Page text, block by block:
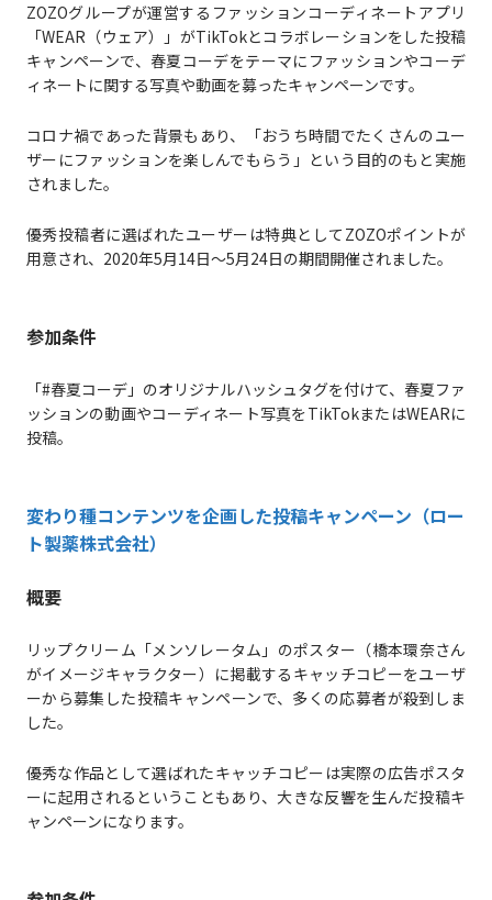
ZOZOグループが運営するファッションコーディネートアプリ
「WEAR（ウェア）」がTikTokとコラボレーションをした投稿
キャンペーンで、春夏コーデをテーマにファッションやコーデ
ィネートに関する写真や動画を募ったキャンペーンです。
コロナ禍であった背景もあり、「おうち時間でたくさんのユー
ザーにファッションを楽しんでもらう」という目的のもと実施
されました。
優秀投稿者に選ばれたユーザーは特典としてZOZOポイントが
用意され、2020年5月14日〜5月24日の期間開催されました。
参加条件
「#春夏コーデ」のオリジナルハッシュタグを付けて、春夏ファ
ッションの動画やコーディネート写真をTikTokまたはWEARに
投稿。
変わり種コンテンツを企画した投稿キャンペーン（ロー
ト製薬株式会社）
概要
リップクリーム「メンソレータム」のポスター（橋本環奈さん
がイメージキャラクター）に掲載するキャッチコピーをユーザ
ーから募集した投稿キャンペーンで、多くの応募者が殺到しま
した。
優秀な作品として選ばれたキャッチコピーは実際の広告ポスタ
ーに起用されるということもあり、大きな反響を生んだ投稿キ
ャンペーンになります。